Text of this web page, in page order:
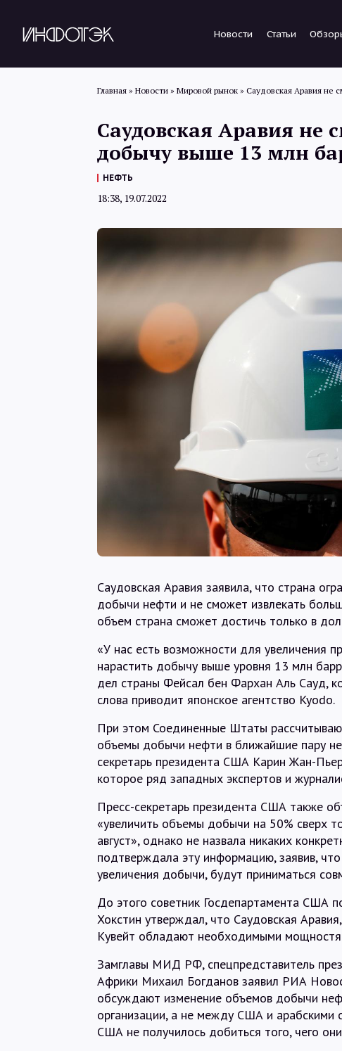
Новости Статьи
Главная » Новости » Мировой рынок » Саудовская Аравия не
Саудовская Аравия не
добычу выше 13 млн
НЕФТЬ
18:38, 19.07.2022
Саудовская Аравия заявила, что страна
добычи нефти и не сможет извлекать
объем страна сможет достичь только в
«У нас есть возможности для увеличения
нарастить добычу выше уровня 13 млн
дел страны Фейсал бен Фархан Аль Сауд,
слова приводит японское агентство Kyodo.
При этом Соединенные Штаты
объемы добычи нефти в ближайшие пару
секретарь президента США Карин Жан-
которое ряд западных экспертов и
Пресс-секретарь президента США также
«увеличить объемы добычи на 50% сверх
август», однако не назвала никаких
подтверждала эту информацию, заявив,
увеличения добычи, будут приниматься
До этого советник Госдепартамента США
Хокстин утверждал, что Саудовская
Кувейт обладают необходимыми
Замглавы МИД РФ, спецпредставитель
Африки Михаил Богданов заявил РИА
обсуждают изменение объемов добычи
организации, а не между США и арабскими
США не получилось добиться того, чего